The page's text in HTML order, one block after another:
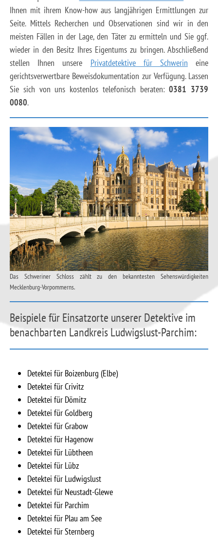
Ihnen mit ihrem Know-how aus langjährigen Ermittlungen zur
Seite. Mittels Recherchen und Observationen sind wir in den
meisten Fällen in der Lage, den Täter zu ermitteln und Sie ggf.
wieder in den Besitz Ihres Eigentums zu bringen. Abschließend
stellen Ihnen unsere Privatdetektive für Schwerin eine
gerichtsverwertbare Beweisdokumentation zur Verfügung. Lassen
Sie sich von uns kostenlos telefonisch beraten:0381 3739
0080.
Das Schweriner Schloss zählt zu den bekanntesten Sehenswürdigkeiten
Mecklenburg-Vorpommerns.
Beispiele für Einsatzorte unserer Detektive im
benachbarten Landkreis Ludwigslust-Parchim:
Detektei für Boizenburg (Elbe)
Detektei für Crivitz
Detektei für Dömitz
Detektei für Goldberg
Detektei für Grabow
Detektei für Hagenow
Detektei für Lübtheen
Detektei für Lübz
Detektei für Ludwigslust
Detektei für Neustadt-Glewe
Detektei für Parchim
Detektei für Plau am See
Detektei für Sternberg